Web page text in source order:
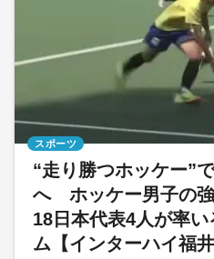
“走り勝つホッケー”
へ ホッケー男子の
18日本代表4人が率
ム【インターハイ福
スポーツ